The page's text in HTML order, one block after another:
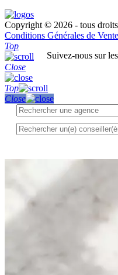
Copyright © 2026 - tous droits
Conditions Générales de Vente
Suivez-nous sur
Top
Close
Top
Close